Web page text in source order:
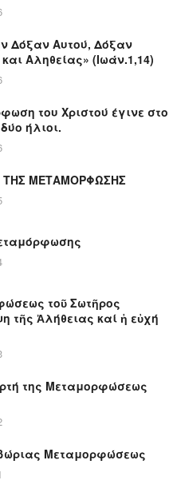
Δόξαν Αυτού, Δόξαν
Αληθείας» (Ιωάν.1,14)
του Χριστού έγινε στο
ήλιοι.
ΤΗΣ ΜΕΤΑΜΟΡΦΩΣΗΣ
τοῦ Σωτῆρος
τῆς Ἀλήθειας καί ἡ εὐχή
της Μεταμορφώσεως
Μεταμορφώσεως